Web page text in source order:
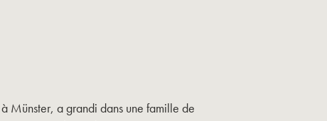
Münster, a grandi dans une famille de